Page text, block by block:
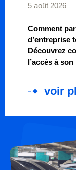
5 août 2026
Comment
d’entreprise
Découvrez
l’accès à
voir